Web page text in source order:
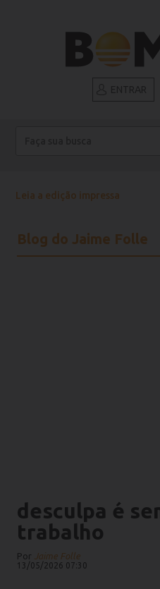
Leia a edição impressa
Blog do Jaime Folle
desculpa é
trabalho
Por Jaime Folle
13/05/2026 07:30